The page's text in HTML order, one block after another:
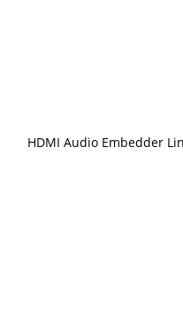
HDMI Audio Embedder